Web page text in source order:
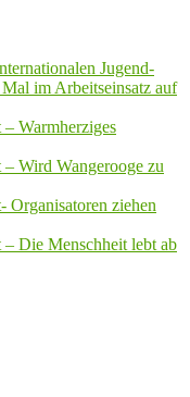
Jugend-
im Arbeitseinsatz auf
– Warmherziges
– Wird Wangerooge zu
Organisatoren ziehen
– Die Menschheit lebt ab